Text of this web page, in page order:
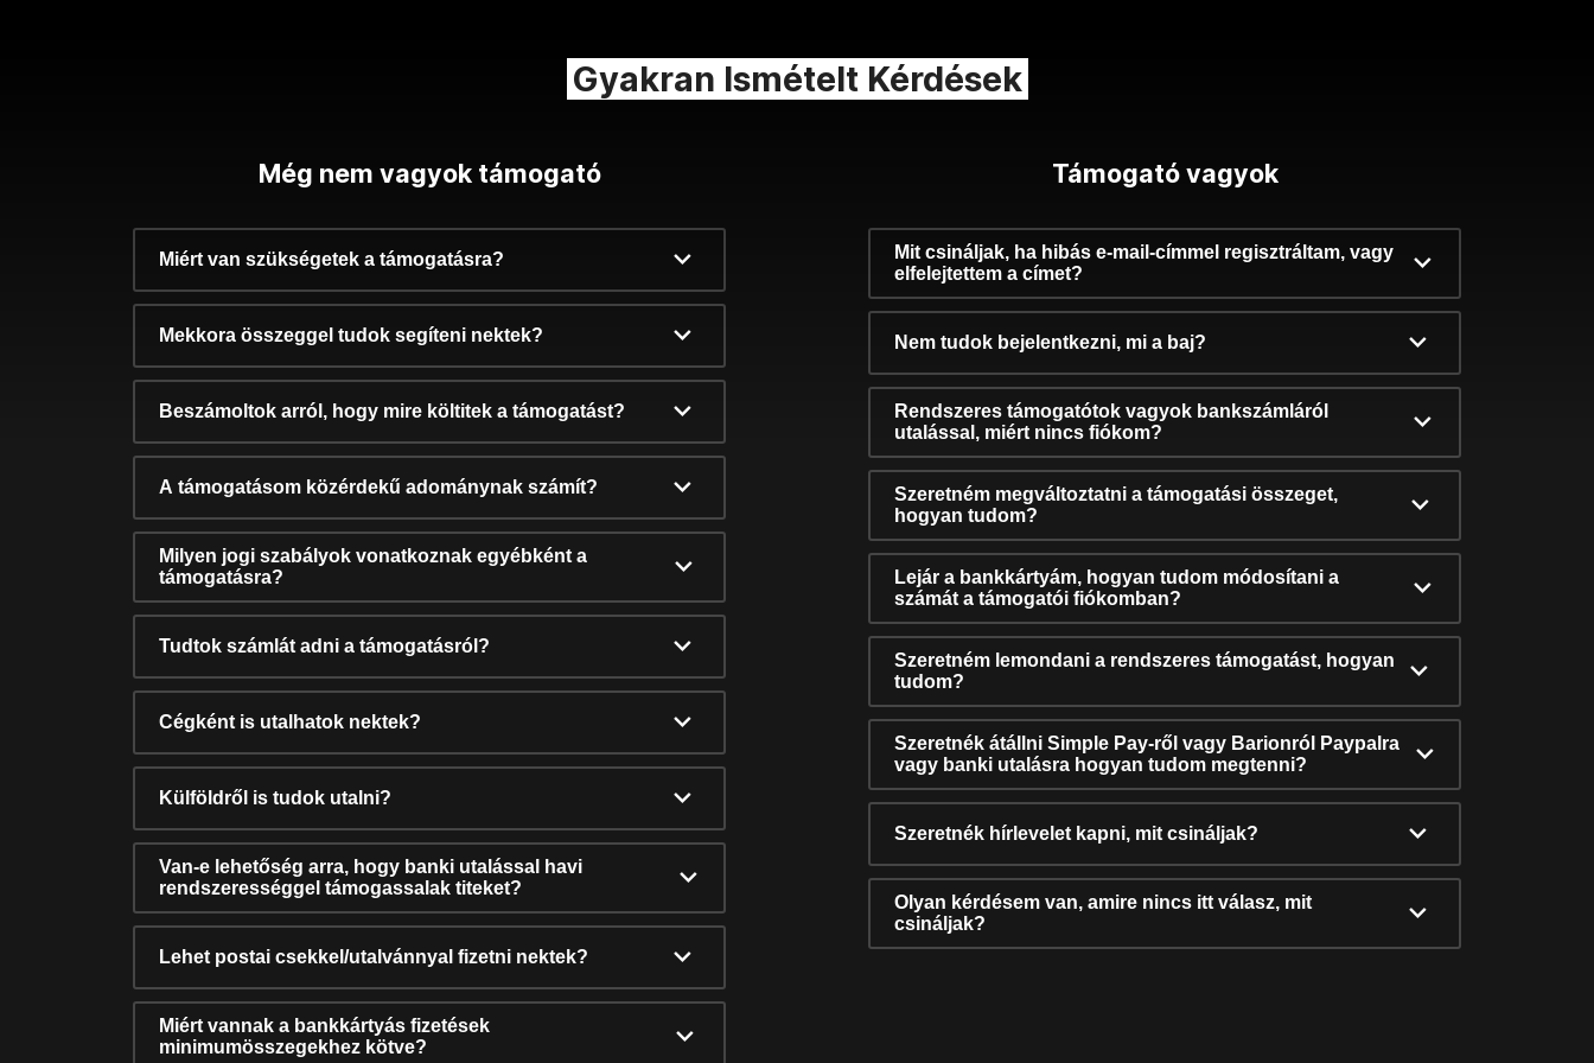
Gyakran Ismételt Kérdések
Még nem vagyok támogató
Miért van szükségetek a támogatásra?
Mekkora összeggel tudok segíteni nektek?
Beszámoltok arról, hogy mire költitek a támogatást?
A támogatásom közérdekű adománynak számít?
Milyen jogi szabályok vonatkoznak egyébként a
támogatásra?
Tudtok számlát adni a támogatásról?
Cégként is utalhatok nektek?
Külföldről is tudok utalni?
Van-e lehetőség arra, hogy banki utalással havi
rendszerességgel támogassalak titeket?
Lehet postai csekkel/utalvánnyal fizetni nektek?
Miért vannak a bankkártyás fizetések
minimumösszegekhez kötve?
Támogató vagyok
Mit csináljak, ha hibás e-mail-címmel regisztráltam, vagy
elfelejtettem a címet?
Nem tudok bejelentkezni, mi a baj?
Rendszeres támogatótok vagyok bankszámláról
utalással, miért nincs fiókom?
Szeretném megváltoztatni a támogatási összeget,
hogyan tudom?
Lejár a bankkártyám, hogyan tudom módosítani a
számát a támogatói fiókomban?
Szeretném lemondani a rendszeres támogatást, hogyan
tudom?
Szeretnék átállni Simple Pay-ről vagy Barionról Paypalra
vagy banki utalásra hogyan tudom megtenni?
Szeretnék hírlevelet kapni, mit csináljak?
Olyan kérdésem van, amire nincs itt válasz, mit
csináljak?